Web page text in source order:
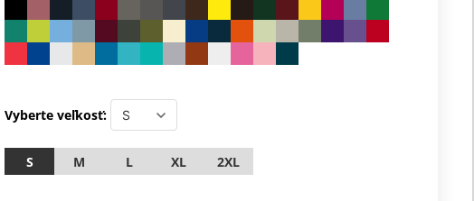
Vyberte veľkosť:
S M L XL 2XL